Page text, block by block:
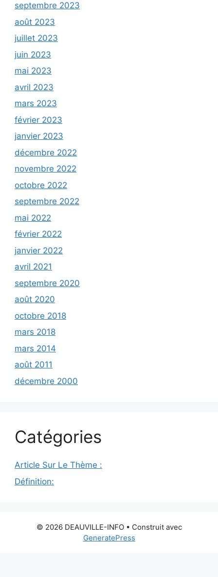
septembre 2023
août 2023
juillet 2023
juin 2023
mai 2023
avril 2023
mars 2023
février 2023
janvier 2023
décembre 2022
novembre 2022
octobre 2022
septembre 2022
mai 2022
février 2022
janvier 2022
avril 2021
septembre 2020
août 2020
octobre 2018
mars 2018
mars 2014
août 2011
décembre 2000
Catégories
Article Sur Le Thème :
Définition:
© 2026 DEAUVILLE-INFO• Construit avec
GeneratePress